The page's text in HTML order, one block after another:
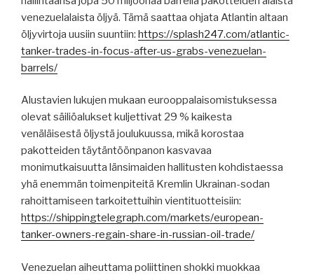
venezuelalaista öljyä. Tämä saattaa ohjata Atlantin altaan
öljyvirtoja uusiin suuntiin: https://splash247.com/atlantic-
tanker-trades-in-focus-after-us-grabs-venezuelan-
barrels/
Alustavien lukujen mukaan eurooppalaisomistuksessa
olevat säiliöalukset kuljettivat 29 % kaikesta
venäläisestä öljystä joulukuussa, mikä korostaa
pakotteiden täytäntöönpanon kasvavaa
monimutkaisuutta länsimaiden hallitusten kohdistaessa
yhä enemmän toimenpiteitä Kremlin Ukrainan-sodan
rahoittamiseen tarkoitettuihin vientituotteisiin:
https://shippingtelegraph.com/markets/european-
tanker-owners-regain-share-in-russian-oil-trade/
Venezuelan aiheuttama poliittinen shokki muokkaa